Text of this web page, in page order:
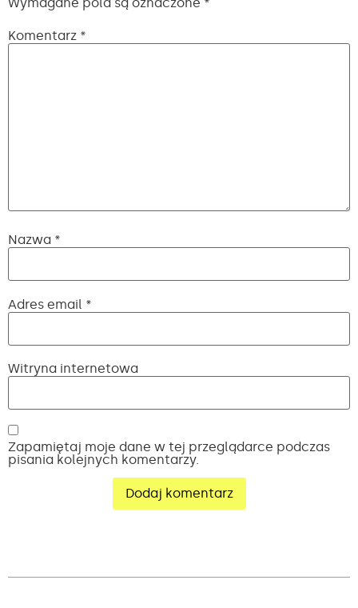
Komentarz *
Nazwa *
Adres email *
Witryna internetowa
Zapamiętaj moje dane w tej przeglądarce podczas
pisania kolejnych komentarzy.